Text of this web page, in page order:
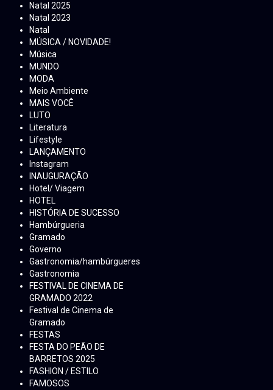
Natal 2025
Natal 2023
Natal
MÚSICA / NOVIDADE!
Música
MUNDO
MODA
Meio Ambiente
MAIS VOCÊ
LUTO
Literatura
Lifestyle
LANÇAMENTO
Instagram
INAUGURAÇÃO
Hotel/ Viagem
HOTEL
HISTÓRIA DE SUCESSO
Hambúrgueria
Gramado
Governo
Gastronomia/hambúrgueres
Gastronomia
FESTIVAL DE CINEMA DE
GRAMADO 2022
Festival de Cinema de
Gramado
FESTAS
FESTA DO PEÃO DE
BARRETOS 2025
FASHION / ESTILO
FAMOSOS